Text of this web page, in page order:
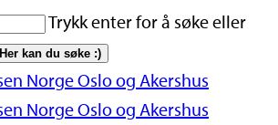
Trykk enter for å søke eller
Her kan du søke :)